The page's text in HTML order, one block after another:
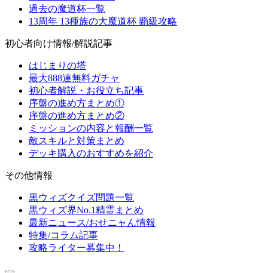
過去の魔道杯一覧
13周年 13種族の大魔道杯 覇級攻略
初心者向け情報/解説記事
はじまりの塔
最大888連無料ガチャ
初心者解説・お役立ち記事
序盤の進め方まとめ①
序盤の進め方まとめ②
ミッションの内容と報酬一覧
敵スキルと対策まとめ
デッキ購入のおすすめを紹介
その他情報
黒ウィズクイズ問題一覧
黒ウィズ界No.1精霊まとめ
最新ニュース/おせニャん情報
特集/コラム記事
攻略ライター募集中！